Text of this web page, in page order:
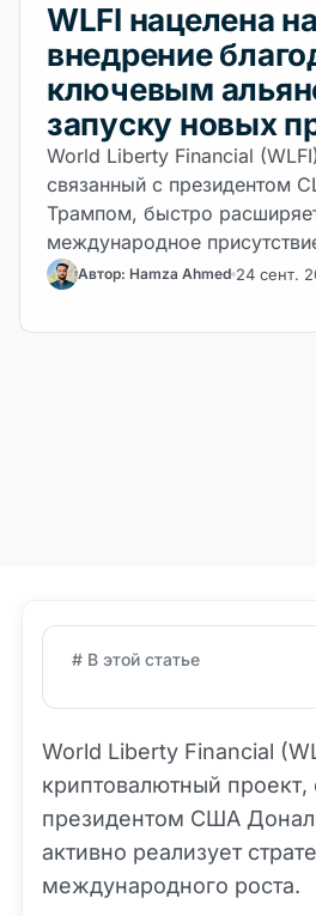
WLFI нацелена
внедрение
ключевым
запуску новых
World Liberty Financial
связанный с президентом
Трампом, быстро
международное
новому партнерству с
криптовалютной биржей
запланированной
Автор: Hamza Ahmed 24 сент.
# В этой статье
World Liberty Financial
криптовалютный проект,
президентом США
активно реализует
международного роста.